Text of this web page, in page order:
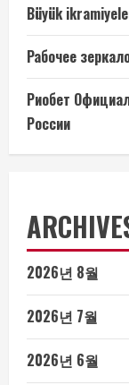
Büyük
Рабочее
Риобет
России
2026년 8월
2026년 7월
2026년 6월